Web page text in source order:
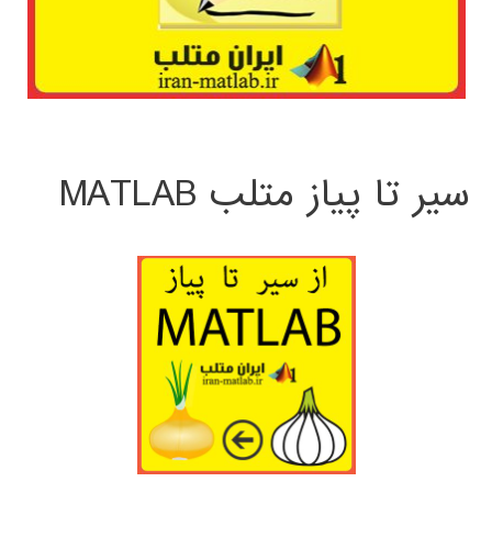
سیر تا پیاز متلب MATLAB